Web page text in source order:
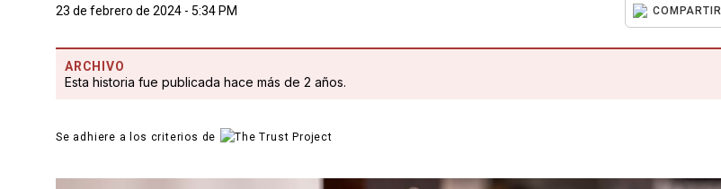
23 de febrero de 2024 - 5:34 PM COMPARTIR
ARCHIVO
Esta historia fue publicada hace más de 2 años.
Se adhiere a los criterios de